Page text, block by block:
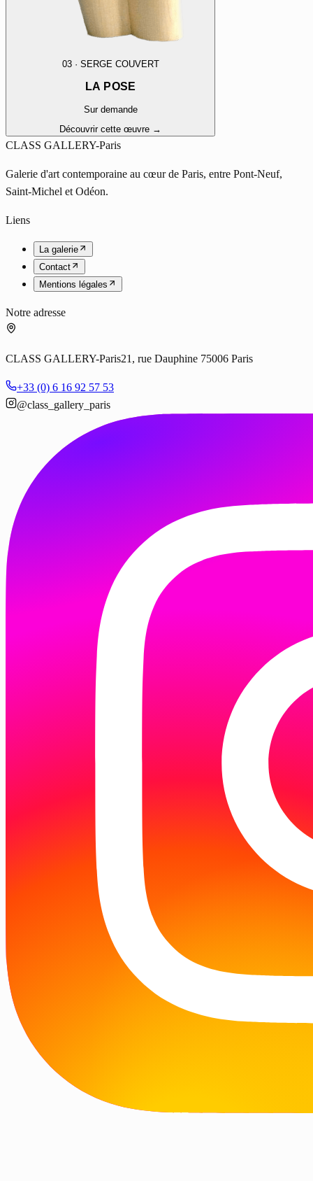
03· SERGE COUVERT
LA POSE
Sur demande
Découvrir cette œuvre →
CLASS GALLERY-Paris
Galerie d'art contemporaine au cœur de Paris, entre Pont-Neuf,
Saint-Michel et Odéon.
Liens
La galerie
Contact
Mentions légales
Notre adresse
CLASS GALLERY-Paris21, rue Dauphine 75006 Paris
+33 (0) 6 16 92 57 53
@class_gallery_paris